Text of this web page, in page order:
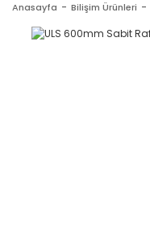
Anasayfa Bilişim Ürünleri